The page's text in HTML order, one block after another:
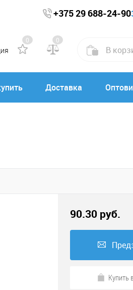
+375 29 688-24-90
0 0
В
Доставка
90.30 руб.
Купить